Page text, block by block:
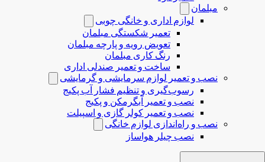
مبلمان
لوازم اداری و خانگی چوبی
تعمیر شکستگی مبلمان
تعویض رویه و پارچه مبلمان
رنگ کاری مبلمان
ساخت و تعمیر صندلی اداری
نصب و تعمیر لوازم سرمایشی و گرمایشی
رسوب‌گیری و تنظیم فشار آب پکیج
نصب و تعمیر آبگرمکن و پکیج
نصب و تعمیر کولر گازی و اسپیلت
نصب و راه‌اندازی لوازم خانگی
نصب چیلر هواساز